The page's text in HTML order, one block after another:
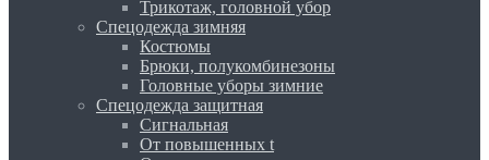
Трикотаж, головной убор
Спецодежда зимняя
Костюмы
Брюки, полукомбинезоны
Головные уборы зимние
Спецодежда защитная
Сигнальная
От повышенных t